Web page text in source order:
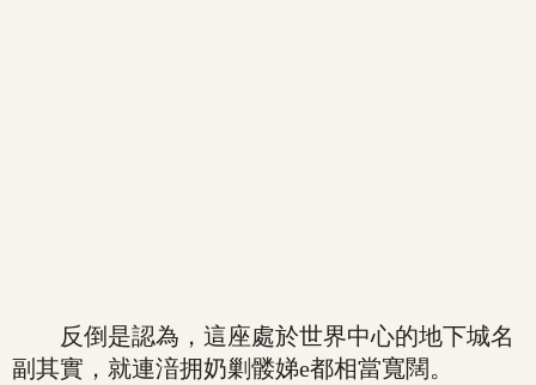
反倒是認為，這座處於世界中心的地下城名
副其實，就連湆拥奶剿髅娣e都相當寬闊。